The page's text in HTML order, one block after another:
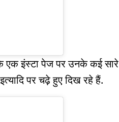
एक इंस्टा पेज पर उनके कई सारे
पर चढ़े हुए दिख रहे हैं.